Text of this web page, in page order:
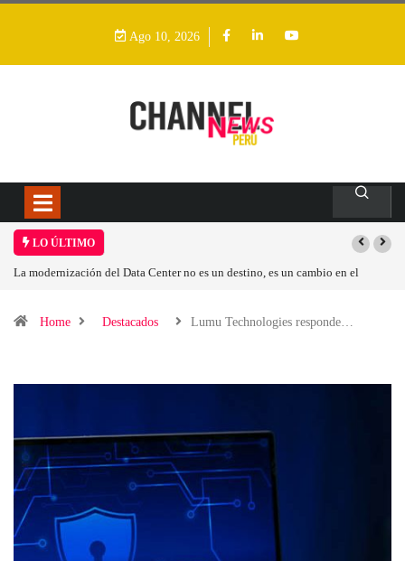
Ago 10, 2026
LO ÚLTIMO
del Data Center no es un destino, es un cambio en el
Los ingresos por
Home Destacados Lumu Technologies responde…